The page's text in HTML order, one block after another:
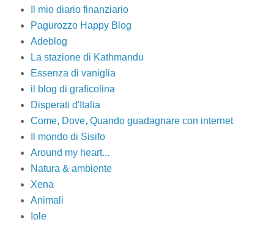
Il mio diario finanziario
Pagurozzo Happy Blog
Adeblog
La stazione di Kathmandu
Essenza di vaniglia
il blog di graficolina
Disperati d'Italia
Come, Dove, Quando guadagnare con internet
Il mondo di Sisifo
Around my heart...
Natura & ambiente
Xena
Animali
Iole